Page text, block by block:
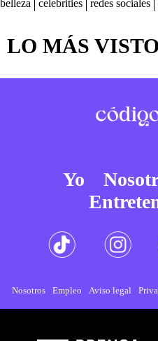
belleza celebrities redes sociales
LO MÁS VISTO
Yo
Nosotros Empleo Aviso legal